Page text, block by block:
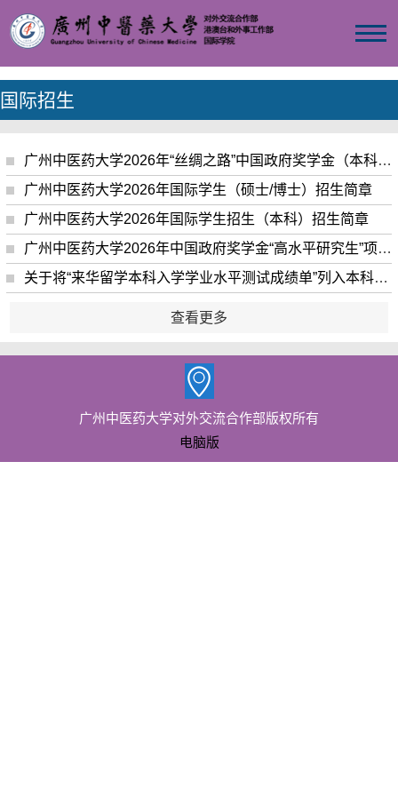
国际招生
广州中医药大学2026年“丝绸之路”中国政府奖学金（本科生）招生简章
广州中医药大学2026年国际学生（硕士/博士）招生简章
广州中医药大学2026年国际学生招生（本科）招生简章
广州中医药大学2026年中国政府奖学金“高水平研究生”项目申请办法
关于将“来华留学本科入学学业水平测试成绩单”列入本科申请材料的通知
查看更多
广州中医药大学对外交流合作部版权所有
电脑版